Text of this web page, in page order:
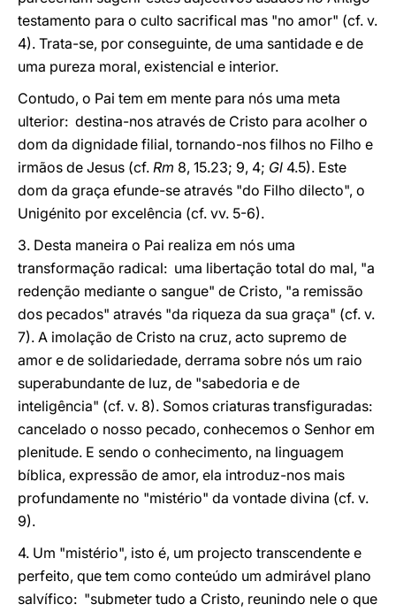
testamento para o culto sacrifical mas "no amor" (cf. v.
4). Trata-se, por conseguinte, de uma santidade e de
uma pureza moral, existencial e interior.
Contudo, o Pai tem em mente para nós uma meta
ulterior: destina-nos através de Cristo para acolher o
dom da dignidade filial, tornando-nos filhos no Filho e
irmãos de Jesus (cf. Rm 8, 15.23; 9, 4; Gl 4.5). Este
dom da graça efunde-se através "do Filho dilecto", o
Unigénito por excelência (cf. vv. 5-6).
3. Desta maneira o Pai realiza em nós uma
transformação radical: uma libertação total do mal, "a
redenção mediante o sangue" de Cristo, "a remissão
dos pecados" através "da riqueza da sua graça" (cf. v.
7). A imolação de Cristo na cruz, acto supremo de
amor e de solidariedade, derrama sobre nós um raio
superabundante de luz, de "sabedoria e de
inteligência" (cf. v. 8). Somos criaturas transfiguradas:
cancelado o nosso pecado, conhecemos o Senhor em
plenitude. E sendo o conhecimento, na linguagem
bíblica, expressão de amor, ela introduz-nos mais
profundamente no "mistério" da vontade divina (cf. v.
9).
4. Um "mistério", isto é, um projecto transcendente e
perfeito, que tem como conteúdo um admirável plano
salvífico: "submeter tudo a Cristo, reunindo nele o que